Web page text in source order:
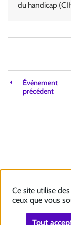
du handicap
Événement
précédent
Ce site utilise
ceux que vous
Tout